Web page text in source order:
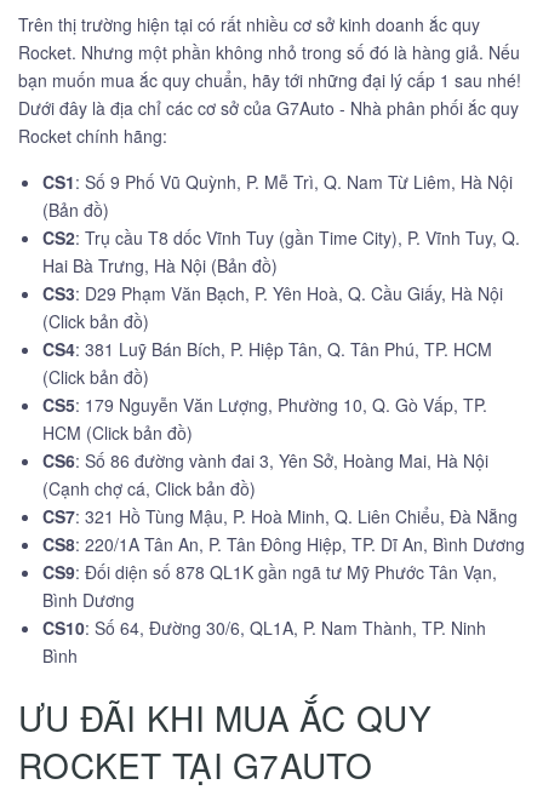
Trên thị trường hiện tại có rất nhiều cơ sở kinh doanh ắc quy
Rocket. Nhưng một phần không nhỏ trong số đó là hàng giả. Nếu
bạn muốn mua ắc quy chuẩn, hãy tới những đại lý cấp 1 sau nhé!
Dưới đây là địa chỉ các cơ sở của G7Auto - Nhà phân phối ắc quy
Rocket chính hãng:
CS1: Số 9 Phố Vũ Quỳnh, P. Mễ Trì, Q. Nam Từ Liêm, Hà Nội
(Bản đồ)
CS2: Trụ cầu T8 dốc Vĩnh Tuy (gần Time City), P. Vĩnh Tuy, Q.
Hai Bà Trưng, Hà Nội (Bản đồ)
CS3: D29 Phạm Văn Bạch, P. Yên Hoà, Q. Cầu Giấy, Hà Nội
(Click bản đồ)
CS4: 381 Luỹ Bán Bích, P. Hiệp Tân, Q. Tân Phú, TP. HCM
(Click bản đồ)
CS5: 179 Nguyễn Văn Lượng, Phường 10, Q. Gò Vấp, TP.
HCM (Click bản đồ)
CS6: Số 86 đường vành đai 3, Yên Sở, Hoàng Mai, Hà Nội
(Cạnh chợ cá, Click bản đồ)
CS7: 321 Hồ Tùng Mậu, P. Hoà Minh, Q. Liên Chiểu, Đà Nẵng
CS8: 220/1A Tân An, P. Tân Đông Hiệp, TP. Dĩ An, Bình Dương
CS9: Đối diện số 878 QL1K gần ngã tư Mỹ Phước Tân Vạn,
Bình Dương
CS10: Số 64, Đường 30/6, QL1A, P. Nam Thành, TP. Ninh
Bình
ƯU ĐÃI KHI MUA ẮC QUY
ROCKET TẠI G7AUTO